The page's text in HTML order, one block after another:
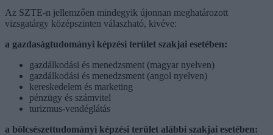
Az SZTE-n jellemzően mindegyik újonnan meghatározott
vizsgatárgy középszinten válaszható, kivéve:
a gazdaságtudományi képzési terület szakjai esetében:
gazdálkodási és menedzsment (magyar nyelven)
gazdálkodási és menedzsment (angol nyelven)
kereskedelem és marketing
pénzügy és számvitel
turizmus-vendéglátás
a bölcsészettudományi képzési terület alábbi szakjai esetében: